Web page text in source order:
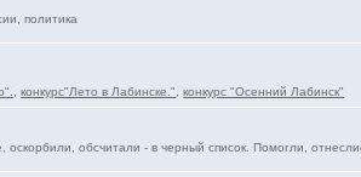
политика
,конкурс"Лето в Лабинске." ,конкурс "Осенний Лабинск"
обсчитали - в черный список. Помогли,